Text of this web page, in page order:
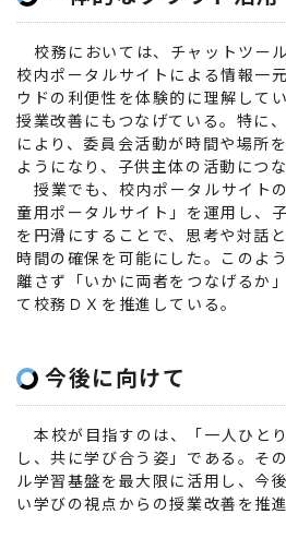
校務においては、チャットツー
校内ポータルサイトによる情報一
ウドの利便性を体験的に理解して
授業改善にもつなげている。特に
により、委員会活動が時間や場所
ようになり、子供主体の活動につな
授業でも、校内ポータルサイト
童用ポータルサイト」を運用し、
を円滑にすることで、思考や対話
時間の確保を可能にした。このよ
離さず「いかに両者をつなげるか
て校務ＤＸを推進している。
今後に向けて
本校が目指すのは、「一人ひと
し、共に学び合う姿」である。そ
ル学習基盤を最大限に活用し、今
い学びの視点からの授業改善を推